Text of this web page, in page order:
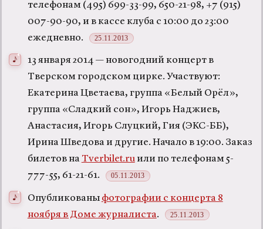
телефонам (495) 699-33-99, 650-21-98, +7 (915)
007-90-90, и в кассе клуба с 10:00 до 23:00
ежедневно.
25.11.2013
13 января 2014 — новогодний концерт в
Тверском городском цирке. Участвуют:
Екатерина Цветаева, группа «Белый Орёл»,
группа «Сладкий сон», Игорь Наджиев,
Анастасия, Игорь Слуцкий, Гия (ЭКС-ББ),
Ирина Шведова и другие. Начало в 19:00. Заказ
билетов на Tverbilet.ruили по телефонам 5-
777-55, 61-21-61.
05.11.2013
Опубликованы фотографии с концерта 8
ноября в Доме журналиста. 25.11.2013